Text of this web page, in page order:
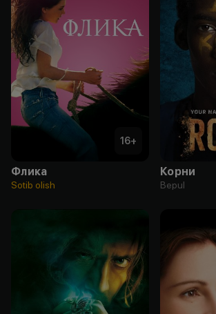
16+
Флика
Sotib olish
Корни
Bepul